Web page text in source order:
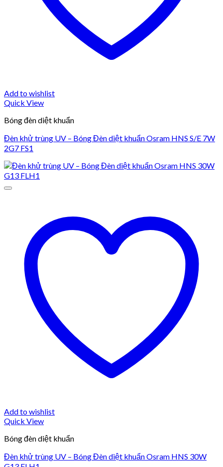
Add to wishlist
Quick View
Bóng đèn diệt khuẩn
Đèn khử trùng UV – Bóng Đèn diệt khuẩn Osram HNS S/E 7W
2G7 FS1
Add to wishlist
Quick View
Bóng đèn diệt khuẩn
Đèn khử trùng UV – Bóng Đèn diệt khuẩn Osram HNS 30W